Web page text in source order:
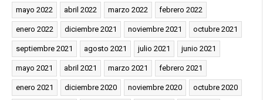
mayo 2022 abril 2022 marzo 2022 febrero 2022
enero 2022 diciembre 2021 noviembre 2021 octubre 2021
septiembre 2021 agosto 2021 julio 2021 junio 2021
mayo 2021 abril 2021 marzo 2021 febrero 2021
enero 2021 diciembre 2020 noviembre 2020 octubre 2020